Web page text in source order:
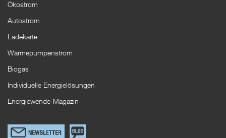
Ökostrom
Autostrom
Ladekarte
Wärmepumpenstrom
Biogas
Individuelle Energielösungen
Energiewende-Magazin
Link
zum
Zum